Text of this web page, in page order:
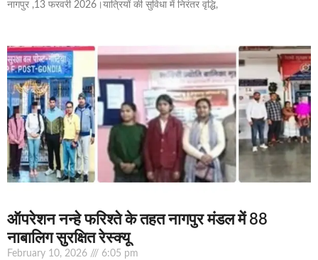
नागपुर ,13 फरवरी 2026।यात्रियों की सुविधा में निरंतर वृद्धि,
ऑपरेशन नन्हे फरिश्ते के तहत नागपुर मंडल में 88
नाबालिग सुरक्षित रेस्क्यू
February 10, 2026 6:05 pm